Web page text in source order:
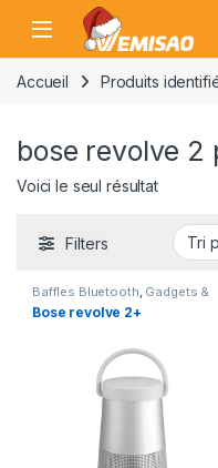
Skip to navigation
Skip to content
Open
Accueil Produits
bose revolve 2
Voici le seul résultat
Filters
Baffles Bluetooth Gadgets &
Haut de gamme
Bose revolve 2+